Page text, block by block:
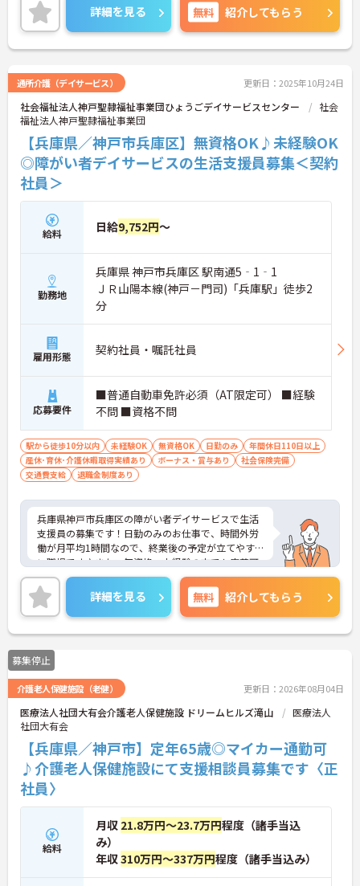
詳細を見る 無料 紹介してもらう
通所介護（デイサービス） 更新日：2025年10月24日
社会福祉法人神戸聖隷福祉事業団ひょうごデイサービスセンター
社会
福祉法人神戸聖隷福祉事業団
【兵庫県／神戸市兵庫区】無資格OK♪未経験OK
◎障がい者デイサービスの生活支援員募集＜契約
社員＞
給料 日給9,752円～
勤務地
兵庫県 神戸市兵庫区 駅南通5‐1‐1
ＪＲ山陽本線(神戸－門司)「兵庫駅」徒歩2
分
雇用形態 契約社員・嘱託社員
応募要件
■普通自動車免許必須（AT限定可） ■経験
不問 ■資格不問
駅から徒歩10分以内 未経験OK 無資格OK 日勤のみ
年間休日110日以上
産休･育休･介護休暇取得実績あり
ボーナス・賞与あり
社会保険完備
交通費支給
退職金制度あり
兵庫県神戸市兵庫区の障がい者デイサービスで生活
支援員の募集です！日勤のみのお仕事で、時間外労
働が月平均1時間なので、終業後の予定が立てやす
い職場です♪また、無資格・未経験の方でも応募可
能なので、これから介護業界に挑戦したいという方
にピッタリの職場です◎ご興味のある方は、面接ポ
イントをお伝えしますので、お気軽にご連絡くださ
い。
詳細を見る 無料 紹介してもらう
募集停止
介護老人保健施設（老健） 更新日：2026年08月04日
医療法人社団大有会介護老人保健施設 ドリームヒルズ滝山
医療法人
社団大有会
【兵庫県／神戸市】定年65歳◎マイカー通勤可
♪介護老人保健施設にて支援相談員募集です〈正
社員〉
給料
月収 21.8万円～23.7万円程度（諸手当込
み）
年収310万円～337万円程度（諸手当込み）